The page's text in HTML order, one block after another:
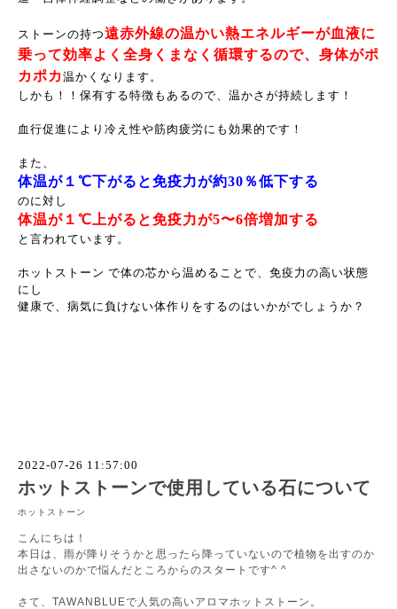
ストーンの持つ遠赤外線の温かい熱エネルギーが血液に
乗って効率よく全身くまなく循環するので、身体がポ
カポカ温かくなります。
しかも！！保有する特徴もあるので、温かさが持続します！
血行促進により冷え性や筋肉疲労にも効果的です！
また、
体温が１℃下がると免疫力が約30％低下する
のに対し
体温が１℃上がると免疫力が5〜6倍増加する
と言われています。
ホットストーン で体の芯から温めることで、免疫力の高い状態
にし
健康で、病気に負けない体作りをするのはいかがでしょうか？
2022-07-26 11:57:00
ホットストーンで使用している石について
ホットストーン
こんにちは！
本日は、雨が降りそうかと思ったら降っていないので植物を出すのか
出さないのかで悩んだところからのスタートです^ ^
さて、TAWANBLUEで人気の高いアロマホットストーン。